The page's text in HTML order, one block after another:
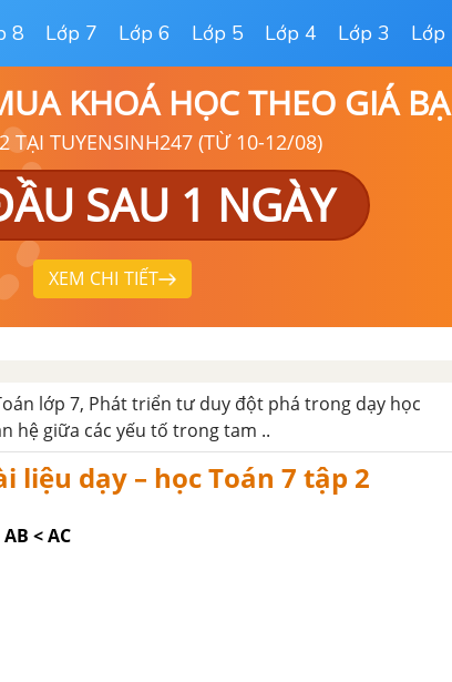
8 Lớp 7 Lớp 6 Lớp 5 Lớp 4 Lớp 3 Lớp
KHOÁ HỌC THEO GIÁ
TẠI TUYENSINH247 (TỪ 10-12/08)
SAU 1 NGÀY
XEM CHI TIẾT
lớp 7, Phát triển tư duy đột phá trong dạy học
hệ giữa các yếu tố trong tam ..
liệu dạy – học Toán 7 tập 2
< AC